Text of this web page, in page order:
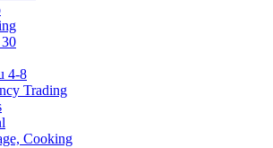
4-8
Trading
Cooking